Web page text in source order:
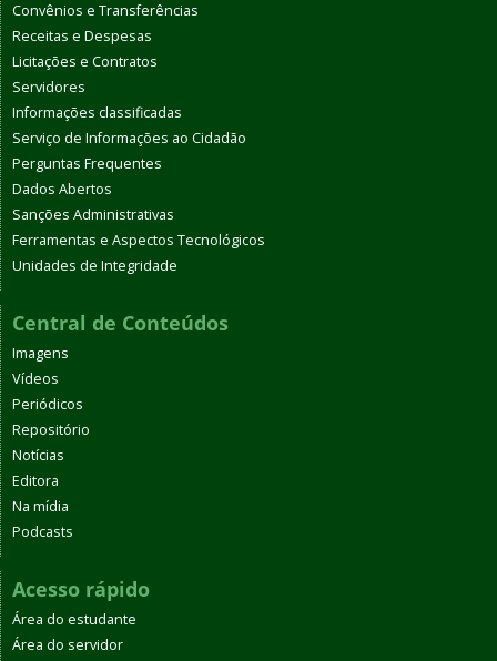
Convênios e Transferências
Receitas e Despesas
Licitações e Contratos
Servidores
Informações classificadas
Serviço de Informações ao Cidadão
Perguntas Frequentes
Dados Abertos
Sanções Administrativas
Ferramentas e Aspectos Tecnológicos
Unidades de Integridade
Central de Conteúdos
Imagens
Vídeos
Periódicos
Repositório
Notícias
Editora
Na mídia
Podcasts
Acesso rápido
Área do estudante
Área do servidor